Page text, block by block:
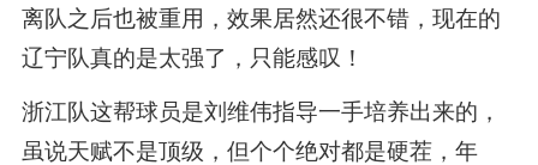
离队之后也被重用，效果居然还很不错，现在的
辽宁队真的是太强了，只能感叹！
浙江队这帮球员是刘维伟指导一手培养出来的，
虽说天赋不是顶级，但个个绝对都是硬茬，年